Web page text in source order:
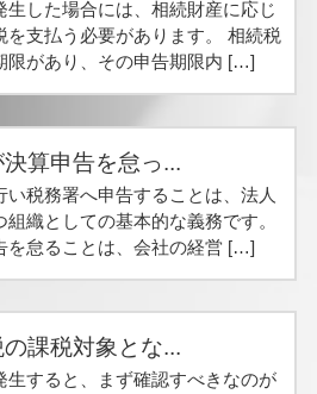
生した場合には、相続財産に応じ
を支払う必要があります。 相続税
限があり、その申告期限内 […]
算申告を怠っ...
い税務署へ申告することは、法人
組織としての基本的な義務です。
を怠ることは、会社の経営 […]
課税対象とな...
生すると、まず確認すべきなのが